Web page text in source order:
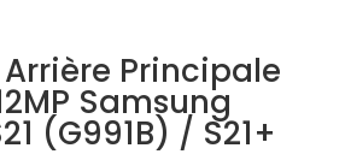
Principale
Samsung
(G991B) / S21+